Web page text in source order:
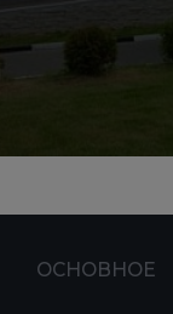
ОСНОВНОЕ